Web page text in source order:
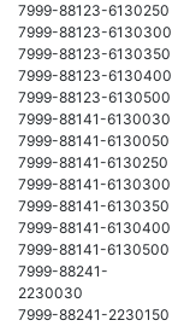
7999-88123-6130250
7999-88123-6130300
7999-88123-6130350
7999-88123-6130400
7999-88123-6130500
7999-88141-6130030
7999-88141-6130050
7999-88141-6130250
7999-88141-6130300
7999-88141-6130350
7999-88141-6130400
7999-88141-6130500
7999-88241-
2230030
7999-88241-2230150